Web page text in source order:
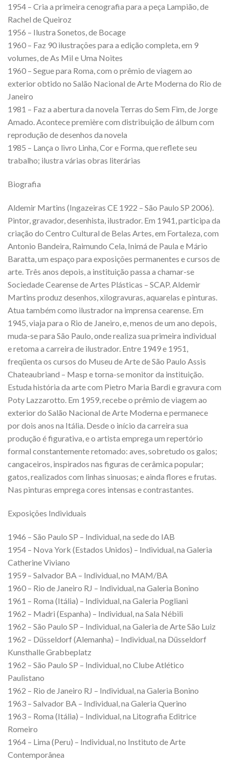
1954 – Cria a primeira cenografia para a peça Lampião, de
Rachel de Queiroz
1956 – Ilustra Sonetos, de Bocage
1960 – Faz 90 ilustrações para a edição completa, em 9
volumes, de As Mil e Uma Noites
1960 – Segue para Roma, com o prêmio de viagem ao
exterior obtido no Salão Nacional de Arte Moderna do Rio de
Janeiro
1981 – Faz a abertura da novela Terras do Sem Fim, de Jorge
Amado. Acontece première com distribuição de álbum com
reprodução de desenhos da novela
1985 – Lança o livro Linha, Cor e Forma, que reflete seu
trabalho; ilustra várias obras literárias
Biografia
Aldemir Martins (Ingazeiras CE 1922 – São Paulo SP 2006).
Pintor, gravador, desenhista, ilustrador. Em 1941, participa da
criação do Centro Cultural de Belas Artes, em Fortaleza, com
Antonio Bandeira, Raimundo Cela, Inimá de Paula e Mário
Baratta, um espaço para exposições permanentes e cursos de
arte. Três anos depois, a instituição passa a chamar-se
Sociedade Cearense de Artes Plásticas – SCAP. Aldemir
Martins produz desenhos, xilogravuras, aquarelas e pinturas.
Atua também como ilustrador na imprensa cearense. Em
1945, viaja para o Rio de Janeiro, e, menos de um ano depois,
muda-se para São Paulo, onde realiza sua primeira individual
e retoma a carreira de ilustrador. Entre 1949 e 1951,
freqüenta os cursos do Museu de Arte de São Paulo Assis
Chateaubriand – Masp e torna-se monitor da instituição.
Estuda história da arte com Pietro Maria Bardi e gravura com
Poty Lazzarotto. Em 1959, recebe o prêmio de viagem ao
exterior do Salão Nacional de Arte Moderna e permanece
por dois anos na Itália. Desde o início da carreira sua
produção é figurativa, e o artista emprega um repertório
formal constantemente retomado: aves, sobretudo os galos;
cangaceiros, inspirados nas figuras de cerâmica popular;
gatos, realizados com linhas sinuosas; e ainda flores e frutas.
Nas pinturas emprega cores intensas e contrastantes.
Exposições Individuais
1946 – São Paulo SP – Individual, na sede do IAB
1954 – Nova York (Estados Unidos) – Individual, na Galeria
Catherine Viviano
1959 – Salvador BA – Individual, no MAM/BA
1960 – Rio de Janeiro RJ – Individual, na Galeria Bonino
1961 – Roma (Itália) – Individual, na Galeria Pogliani
1962 – Madri (Espanha) – Individual, na Sala Nébili
1962 – São Paulo SP – Individual, na Galeria de Arte São Luiz
1962 – Düsseldorf (Alemanha) – Individual, na Düsseldorf
Kunsthalle Grabbeplatz
1962 – São Paulo SP – Individual, no Clube Atlético
Paulistano
1962 – Rio de Janeiro RJ – Individual, na Galeria Bonino
1963 – Salvador BA – Individual, na Galeria Querino
1963 – Roma (Itália) – Individual, na Litografia Editrice
Romeiro
1964 – Lima (Peru) – Individual, no Instituto de Arte
Contemporânea